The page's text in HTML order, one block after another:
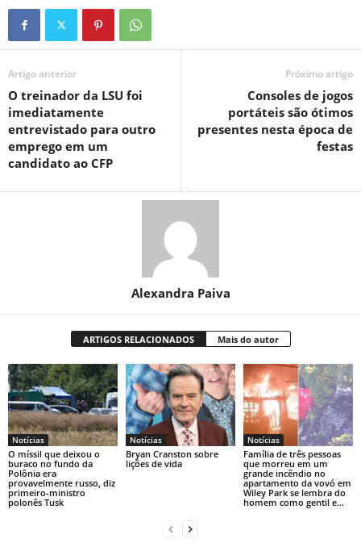
Artigo anterior
O treinador da LSU foi
imediatamente
entrevistado para outro
emprego em um
candidato ao CFP
Próximo artigo
Consoles de jogos
portáteis são ótimos
presentes nesta época de
festas
Alexandra Paiva
ARTIGOS RELACIONADOS Mais do autor
Notícias
O míssil que deixou o
buraco no fundo da
Polônia era
provavelmente russo, diz
primeiro-ministro
polonês Tusk
Notícias
Bryan Cranston sobre
lições de vida
Notícias
Família de três pessoas
que morreu em um
grande incêndio no
apartamento da vovó em
Wiley Park se lembra do
homem como gentil e...